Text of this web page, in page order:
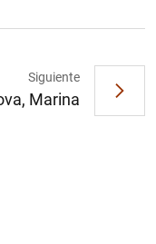
Siguiente
Marina